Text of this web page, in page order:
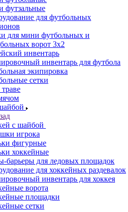
футзальные
для футбольных
для мини футбольных и
ворот 3х2
инвентарь
инвентарь для футбола
экипировка
сетки
с шайбой
игрока
фигурные
хоккейные
барьеры для ледовых площадок
для хоккейных раздевалок
инвентарь для хоккея
ворота
площадки
сетки